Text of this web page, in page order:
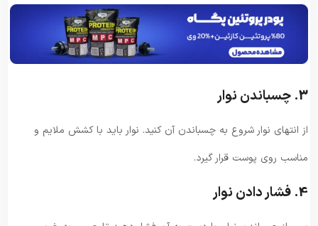
3. چسباندن نوار
از انتهای نوار شروع به چسباندن آن کنید. نوار باید با کشش ملایم و
مناسب روی پوست قرار گیرد.
4. فشار دادن نوار